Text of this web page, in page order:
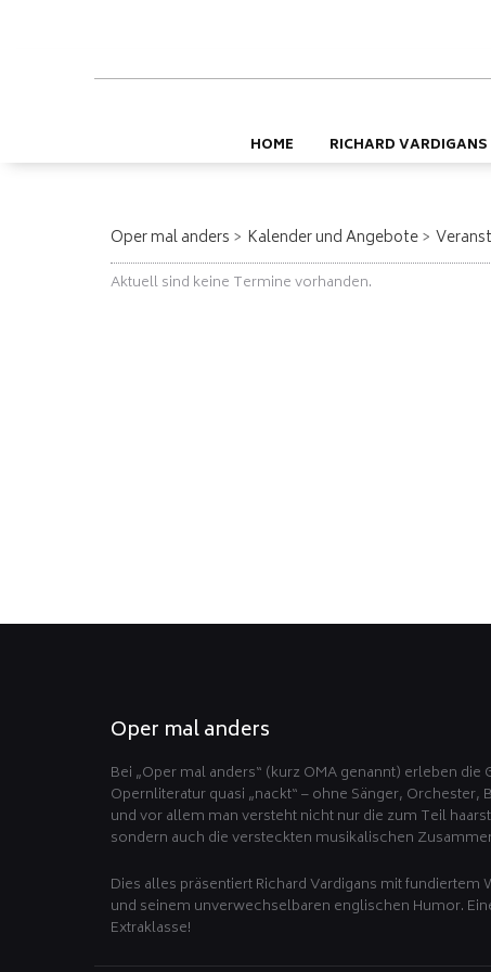
HOME RICHARD VARDIGANS
Oper mal anders Kalender und Angebote
Aktuell sind keine Termine vorhanden.
Oper mal anders
Bei „Oper mal anders“ (kurz OMA genannt) erleben die
Opernliteratur quasi „nackt“ – ohne Sänger,
und vor allem man versteht nicht nur die zum Teil
sondern auch die versteckten musikalischen
Dies alles präsentiert Richard Vardigans mit fundiertem
und seinem unverwechselbaren englischen Humor.
Extraklasse!